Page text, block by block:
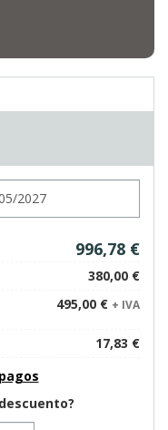
996,78 €
380,00 €
495,00 € + IVA
17,83 €